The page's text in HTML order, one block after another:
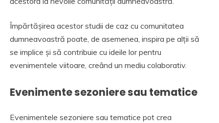
Împărtășirea acestor studii de caz cu comunitatea
dumneavoastră poate, de asemenea, inspira pe alții să
se implice și să contribuie cu ideile lor pentru
evenimentele viitoare, creând un mediu colaborativ.
Evenimente sezoniere sau tematice
Evenimentele sezoniere sau tematice pot crea